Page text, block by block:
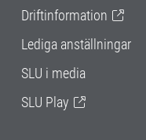
Driftinformation
Lediga anställningar
SLU i media
SLU Play